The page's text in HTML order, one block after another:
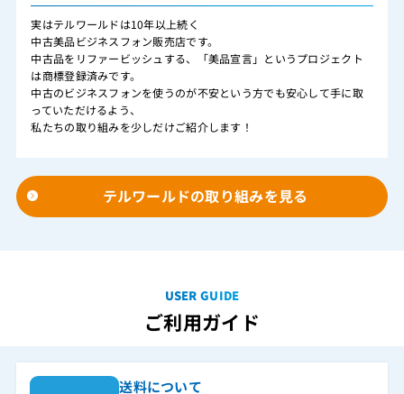
実はテルワールドは10年以上続く
中古美品ビジネスフォン販売店です。
中古品をリファービッシュする、「美品宣言」というプロジェクト
は商標登録済みです。
中古のビジネスフォンを使うのが不安という方でも安心して手に取
っていただけるよう、
私たちの取り組みを少しだけご紹介します！
テルワールドの取り組みを見る
USER GUIDE
ご利用ガイド
送料について